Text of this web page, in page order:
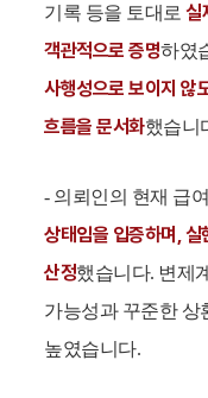
기록 등을 토대로 실
객관적으로 증명하였
사행성으로 보이지 않
흐름을 문서화했습니
- 의뢰인의 현재 급
상태임을 입증하며,
산정했습니다. 변제
가능성과 꾸준한 상
높였습니다.